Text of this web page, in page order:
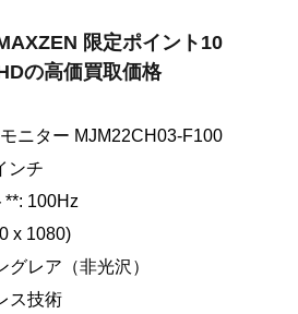
限定ポイント10
の高価買取価格
ニター MJM22CH03-F100
ンチ
**: 100Hz
x 1080)
レア（非光沢）
ス技術